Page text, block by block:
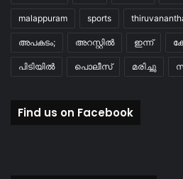
malappuram sports
അപകടം; അറസ്റ്റിൽ ഇന്ന്
പിടിയിൽ പൊലീസ് മരിച്ചു
Find us on Facebook